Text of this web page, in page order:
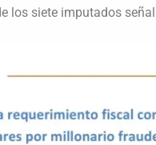
los siete imputados